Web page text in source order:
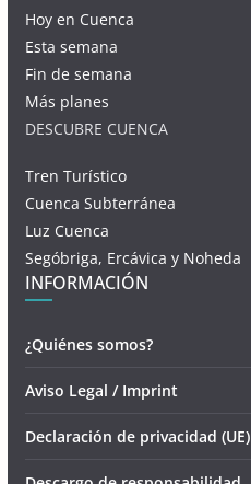
Hoy en Cuenca
Esta semana
Fin de semana
Más planes
DESCUBRE CUENCA
Tren Turístico
Cuenca Subterránea
Luz Cuenca
Segóbriga, Ercávica y Noheda
INFORMACIÓN
¿Quiénes somos?
Aviso Legal / Imprint
Declaración de privacidad (UE)